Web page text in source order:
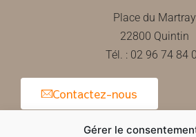
Gérer le
Place du Martray
22800 Quintin
Tél. : 02 96 74 84
Contactez-nous